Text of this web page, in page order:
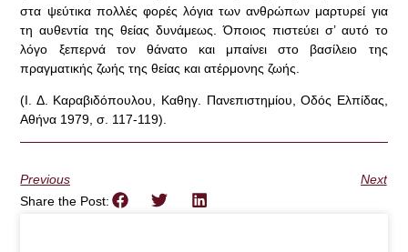
στα ψεύτικα πολλές φορές λόγια των ανθρώπων μαρτυρεί για
τη αυθεντία της θείας δυνάμεως. Όποιος πιστεύει σ’ αυτό το
λόγο ξεπερνά τον θάνατο και μπαίνει στο βασίλειο της
πραγματικής ζωής της θείας και ατέρμονης ζωής.
(Ι. Δ. Καραβιδόπουλου, Καθηγ. Πανεπιστημίου, Οδός Ελπίδας,
Αθήνα 1979, σ. 117-119).
Previous
Next
Share the Post: